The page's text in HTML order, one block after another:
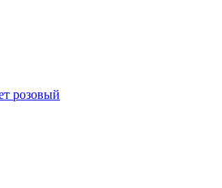
розовый